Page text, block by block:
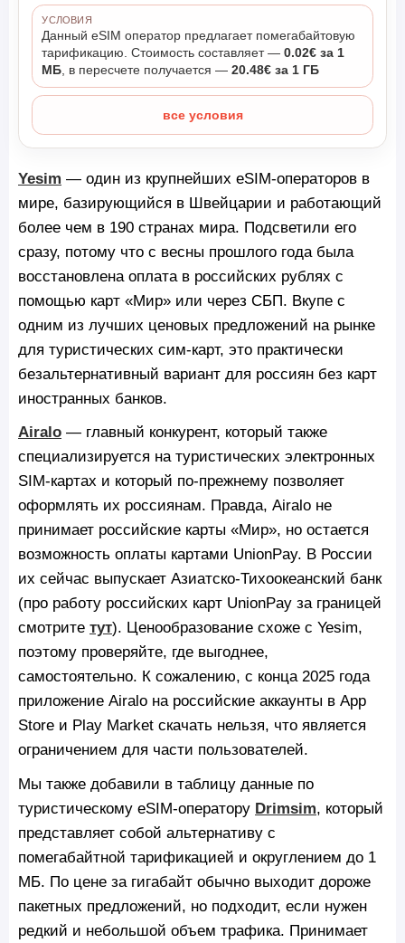
УСЛОВИЯ
Данный eSIM оператор предлагает помегабайтовую
тарификацию. Стоимость составляет —0.02€ за 1
МБ, в пересчете получается —20.48€ за 1 ГБ
все условия
Yesim — один из крупнейших eSIM-операторов в
мире, базирующийся в Швейцарии и работающий
более чем в 190 странах мира. Подсветили его
сразу, потому что с весны прошлого года была
восстановлена оплата в российских рублях с
помощью карт «Мир» или через СБП. Вкупе с
одним из лучших ценовых предложений на рынке
для туристических сим-карт, это практически
безальтернативный вариант для россиян без карт
иностранных банков.
Airalo — главный конкурент, который также
специализируется на туристических электронных
SIM-картах и который по-прежнему позволяет
оформлять их россиянам. Правда, Airalo не
принимает российские карты «Мир», но остается
возможность оплаты картами UnionPay. В России
их сейчас выпускает Азиатско-Тихоокеанский банк
(про работу российских карт UnionPay за границей
смотрите тут). Ценообразование схоже с Yesim,
поэтому проверяйте, где выгоднее,
самостоятельно. К сожалению, с конца 2025 года
приложение Airalo на российские аккаунты в App
Store и Play Market скачать нельзя, что является
ограничением для части пользователей.
Мы также добавили в таблицу данные по
туристическому eSIM-оператору Drimsim, который
представляет собой альтернативу с
помегабайтной тарификацией и округлением до 1
МБ. По цене за гигабайт обычно выходит дороже
пакетных предложений, но подходит, если нужен
редкий и небольшой объем трафика. Принимает